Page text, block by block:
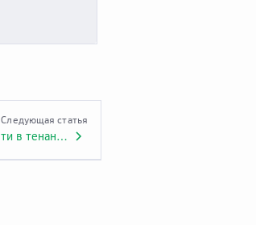
Следующая статья
Виртуальный NGFW в качестве ядра сети в тенанте Заказчика